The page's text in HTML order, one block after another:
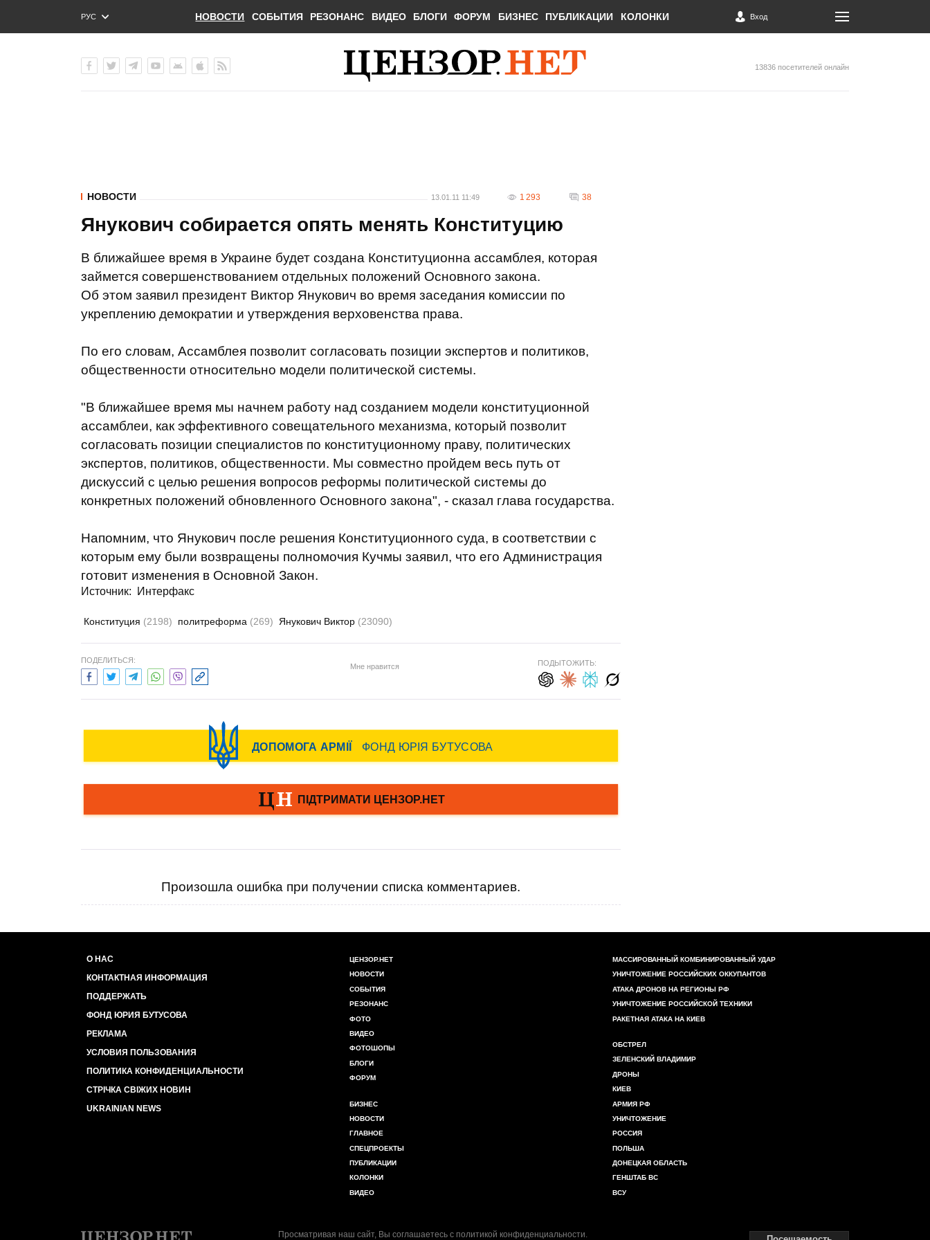
РУС
ENG
НОВОСТИ СОБЫТИЯ РЕЗОНАНС ВИДЕО БЛОГИ ФОРУМ БИЗНЕС ПУБЛИКАЦИИ КОЛОНКИ Вход
13836 посетителей онлайн
НОВОСТИ 13.01.11 11:49 1 293 38
Янукович собирается опять менять Конституцию
В ближайшее время в Украине будет создана Конституционна ассамблея, которая
займется совершенствованием отдельных положений Основного закона.
Об этом заявил президент Виктор Янукович во время заседания комиссии по
укреплению демократии и утверждения верховенства права.
По его словам, Ассамблея позволит согласовать позиции экспертов и политиков,
общественности относительно модели политической системы.
"В ближайшее время мы начнем работу над созданием модели конституционной
ассамблеи, как эффективного совещательного механизма, который позволит
согласовать позиции специалистов по конституционному праву, политических
экспертов, политиков, общественности. Мы совместно пройдем весь путь от
дискуссий с целью решения вопросов реформы политической системы до
конкретных положений обновленного Основного закона", - сказал глава государства.
Напомним, что Янукович после решения Конституционного суда, в соответствии с
которым ему были возвращены полномочия Кучмы заявил, что его Администрация
готовит изменения в Основной Закон.
Источник: Интерфакс
Конституция (2198) политреформа (269) Янукович Виктор (23090)
ПОДЕЛИТЬСЯ:
Мне нравится ПОДЫТОЖИТЬ:
Произошла ошибка при получении списка комментариев.
О НАС
КОНТАКТНАЯ ИНФОРМАЦИЯ
ПОДДЕРЖАТЬ
ФОНД ЮРИЯ БУТУСОВА
РЕКЛАМА
УСЛОВИЯ ПОЛЬЗОВАНИЯ
ПОЛИТИКА КОНФИДЕНЦИАЛЬНОСТИ
СТРІЧКА СВІЖИХ НОВИН
UKRAINIAN NEWS
ЦЕНЗОР.НЕТ
НОВОСТИ
СОБЫТИЯ
РЕЗОНАНС
ФОТО
ВИДЕО
ФОТОШОПЫ
БЛОГИ
ФОРУМ
БИЗНЕС
НОВОСТИ
ГЛАВНОЕ
СПЕЦПРОЕКТЫ
ПУБЛИКАЦИИ
КОЛОНКИ
ВИДЕО
МАССИРОВАННЫЙ КОМБИНИРОВАННЫЙ УДАР
УНИЧТОЖЕНИЕ РОССИЙСКИХ ОККУПАНТОВ
АТАКА ДРОНОВ НА РЕГИОНЫ РФ
УНИЧТОЖЕНИЕ РОССИЙСКОЙ ТЕХНИКИ
РАКЕТНАЯ АТАКА НА КИЕВ
ОБСТРЕЛ
ЗЕЛЕНСКИЙ ВЛАДИМИР
ДРОНЫ
КИЕВ
АРМИЯ РФ
УНИЧТОЖЕНИЕ
РОССИЯ
ПОЛЬША
ДОНЕЦКАЯ ОБЛАСТЬ
ГЕНШТАБ ВС
ВСУ
Просматривая наш сайт, Вы соглашаетесь с политикой конфиденциальности.